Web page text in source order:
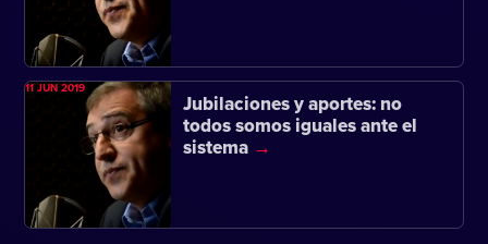
Jubilaciones y aportes: no
todos somos iguales ante el
sistema
11 JUN 2019